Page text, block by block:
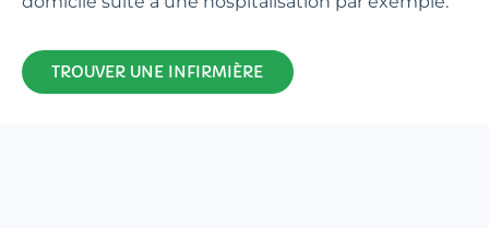
TROUVER UNE INFIRMIÈRE